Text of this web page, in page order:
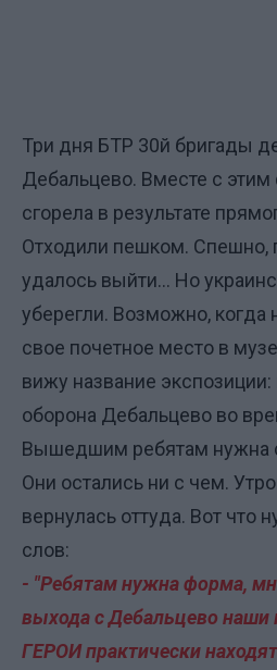
Три дня БТР 30й бригады
Дебальцево. Вместе с
сгорела в результате
Отходили пешком. Спешно,
удалось выйти... Но
уберегли. Возможно, когда
свое почетное место в
вижу название экспозиции:
оборона Дебальцево во
Вышедшим ребятам нужна
Они остались ни с чем.
вернулась оттуда. Вот что
слов:
- "Ребятам нужна форма,
выхода с Дебальцево
ГЕРОИ практически